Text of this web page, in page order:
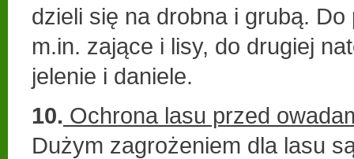
dzieli się na drobna i grubą.
m.in. zające i lisy, do drugiej
jelenie i daniele.
10. Ochrona lasu przed
Dużym zagrożeniem dla lasu